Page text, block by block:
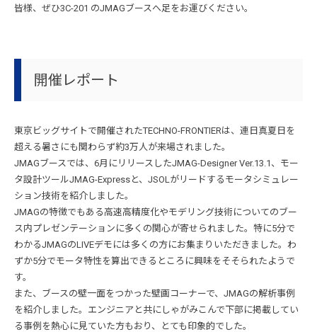
皆様、ぜひ3C-201 のJMAGブースへ足をお運びください。
開催レポート
東京ビッグサイトで開催されたTECHNO-FRONTIERは、連日真夏日を
超える暑さにも関わらず約3万人が来場されました。
JMAGブースでは、6月にリリースしたJMAG-Designer Ver.13.1、モー
タ設計ツールJMAG-Expressと、JSOLがリードするモータシミュレー
ション技術を紹介しました。
JMAGの特徴でもある高速高精度化やモデリング技術についてのブー
ス内プレゼンテーションに多くの関心が寄せられました。特に5分で
わかるJMAGのLIVEデモには多くの方にお集まりいただきました。わ
ずか5分でモータ特性を算出できるところに興味をそそられたようで
す。
また、ブースの壁一面をつかった壁画コーナーで、JMAGの解析事例
を紹介しました。エンジニアと共にしゃがみこんで下部に掲載してい
る事例を熱心に見ていた方もおり、とても印象的でした。